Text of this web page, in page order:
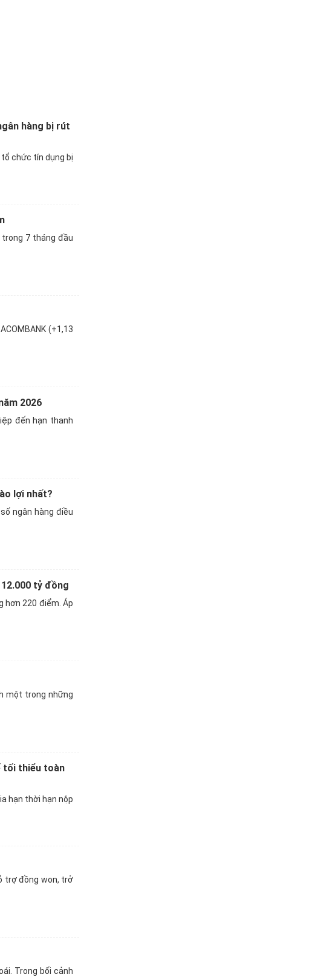
hàng bị rút
chức tín dụng bị
trong 7 tháng đầu
(+1,13
2026
đến hạn thanh
lợi nhất?
ngân hàng điều
tỷ đồng
hơn 220 điểm. Áp
một trong những
tối thiểu toàn
hạn thời hạn nộp
trợ đồng won, trở
Trong bối cảnh